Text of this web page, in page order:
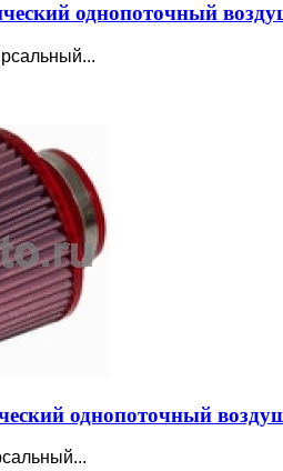
однопоточный
однопоточный